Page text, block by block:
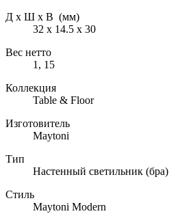
Д х Ш х В (мм)
32 х 14.5 х 30
Вес нетто
1, 15
Коллекция
Table & Floor
Изготовитель
Maytoni
Тип
Настенный светильник (бра)
Стиль
Maytoni Modern